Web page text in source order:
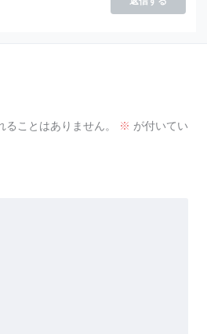
ことはありません。 ※ が付いてい